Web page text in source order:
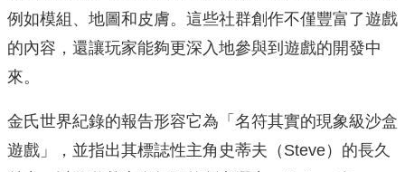
例如模組、地圖和皮膚。這些社群創作不僅豐富了遊戲
的內容，還讓玩家能夠更深入地參與到遊戲的開發中
來。
金氏世界紀錄的報告形容它為「名符其實的現象級沙盒
遊戲」，並指出其標誌性主角史蒂夫（Steve）的長久